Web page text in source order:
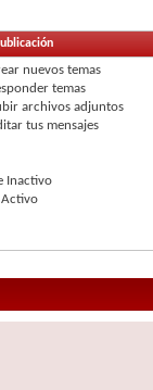
nuevos temas
temas
archivos adjuntos
tus mensajes
Inactivo
Activo